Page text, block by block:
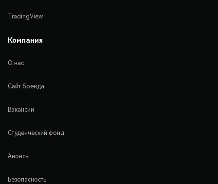
TradingView
Компания
О нас
Сайт бренда
Вакансии
Студенческий фонд
Анонсы
Безопасность